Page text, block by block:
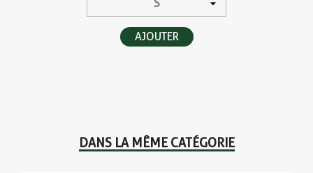
AJOUTER
DANS LA MÊME CATÉGORIE